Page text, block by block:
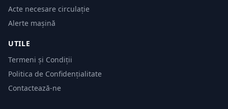
Acte necesare circulație
Alerte mașină
UTILE
Termeni și Condiții
Politica de Confidențialitate
Contactează-ne